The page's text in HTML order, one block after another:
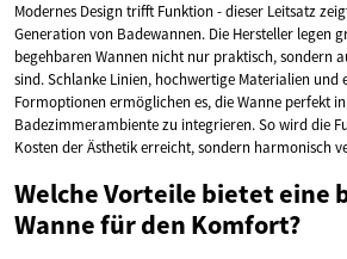
Modernes Design trifft Funktion - dieser Leitsatz
Generation von Badewannen. Die Hersteller legen
begehbaren Wannen nicht nur praktisch, sondern
sind. Schlanke Linien, hochwertige Materialien und
Formoptionen ermöglichen es, die Wanne perfekt
Badezimmerambiente zu integrieren. So wird die
Kosten der Ästhetik erreicht, sondern harmonisch
Welche Vorteile bietet eine
Wanne für den Komfort?